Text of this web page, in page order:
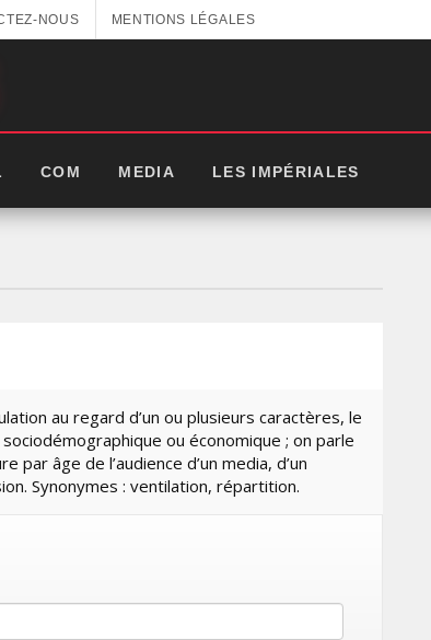
NOUS MENTIONS LÉGALES
COM MEDIA LES IMPÉRIALES
au regard d’un ou plusieurs caractères, le
ou économique ; on parle
par âge de l’audience d’un media, d’un
Synonymes : ventilation, répartition.